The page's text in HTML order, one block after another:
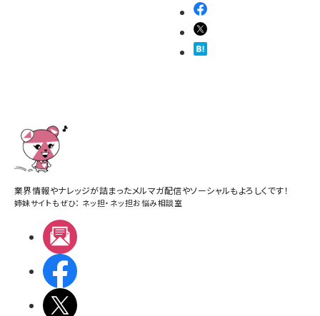
業界情報やナレッジが詰まったメルマガ配信やソーシャルもよろしくです！
姉妹サイトもぜひ： ネッ担・ ネッ担お悩み相談室